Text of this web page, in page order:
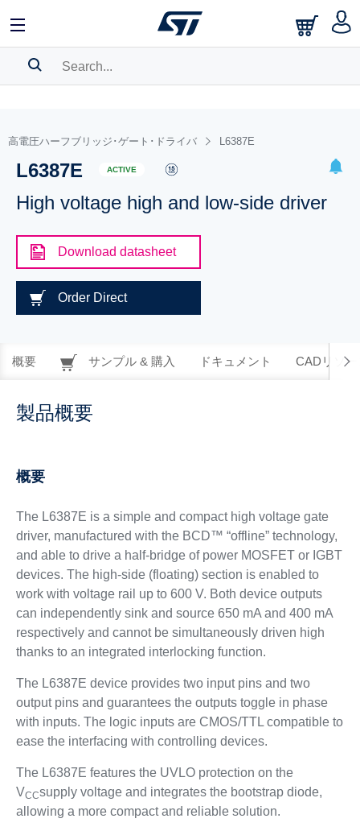
BOOKMARK
Pleaselog in to show your saved searches.
高電圧ハーフブリッジ･ゲート･ドライバ L6387E
L6387E ACTIVE
High voltage high and low-side driver
Download datasheet
Order Direct
概要 サンプル & 購入 ドキュメント CADリソー
製品概要
概要
The L6387E is a simple and compact high voltage gate
driver, manufactured with the BCD™ “offline” technology,
and able to drive a half-bridge of power MOSFET or IGBT
devices. The high-side (floating) section is enabled to
work with voltage rail up to 600 V. Both device outputs
can independently sink and source 650 mA and 400 mA
respectively and cannot be simultaneously driven high
thanks to an integrated interlocking function.
The L6387E device provides two input pins and two
output pins and guarantees the outputs toggle in phase
with inputs. The logic inputs are CMOS/TTL compatible to
ease the interfacing with controlling devices.
The L6387E features the UVLO protection on the
VCCsupply voltage and integrates the bootstrap diode,
allowing a more compact and reliable solution.